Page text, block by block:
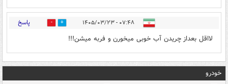
۰۷:۴۸ - ۱۴۰۵/۰۳/۲۳ 0 پاسخ
لااقل بعداز چریدن آب خوبی میخورن و فربه میشن!!!
خودرو